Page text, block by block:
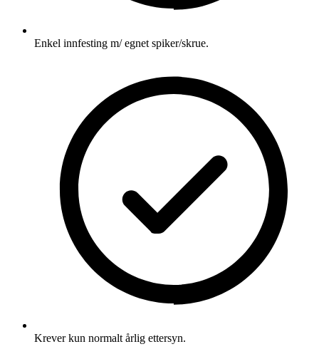
Enkel innfesting m/ egnet spiker/skrue.
Krever kun normalt årlig ettersyn.